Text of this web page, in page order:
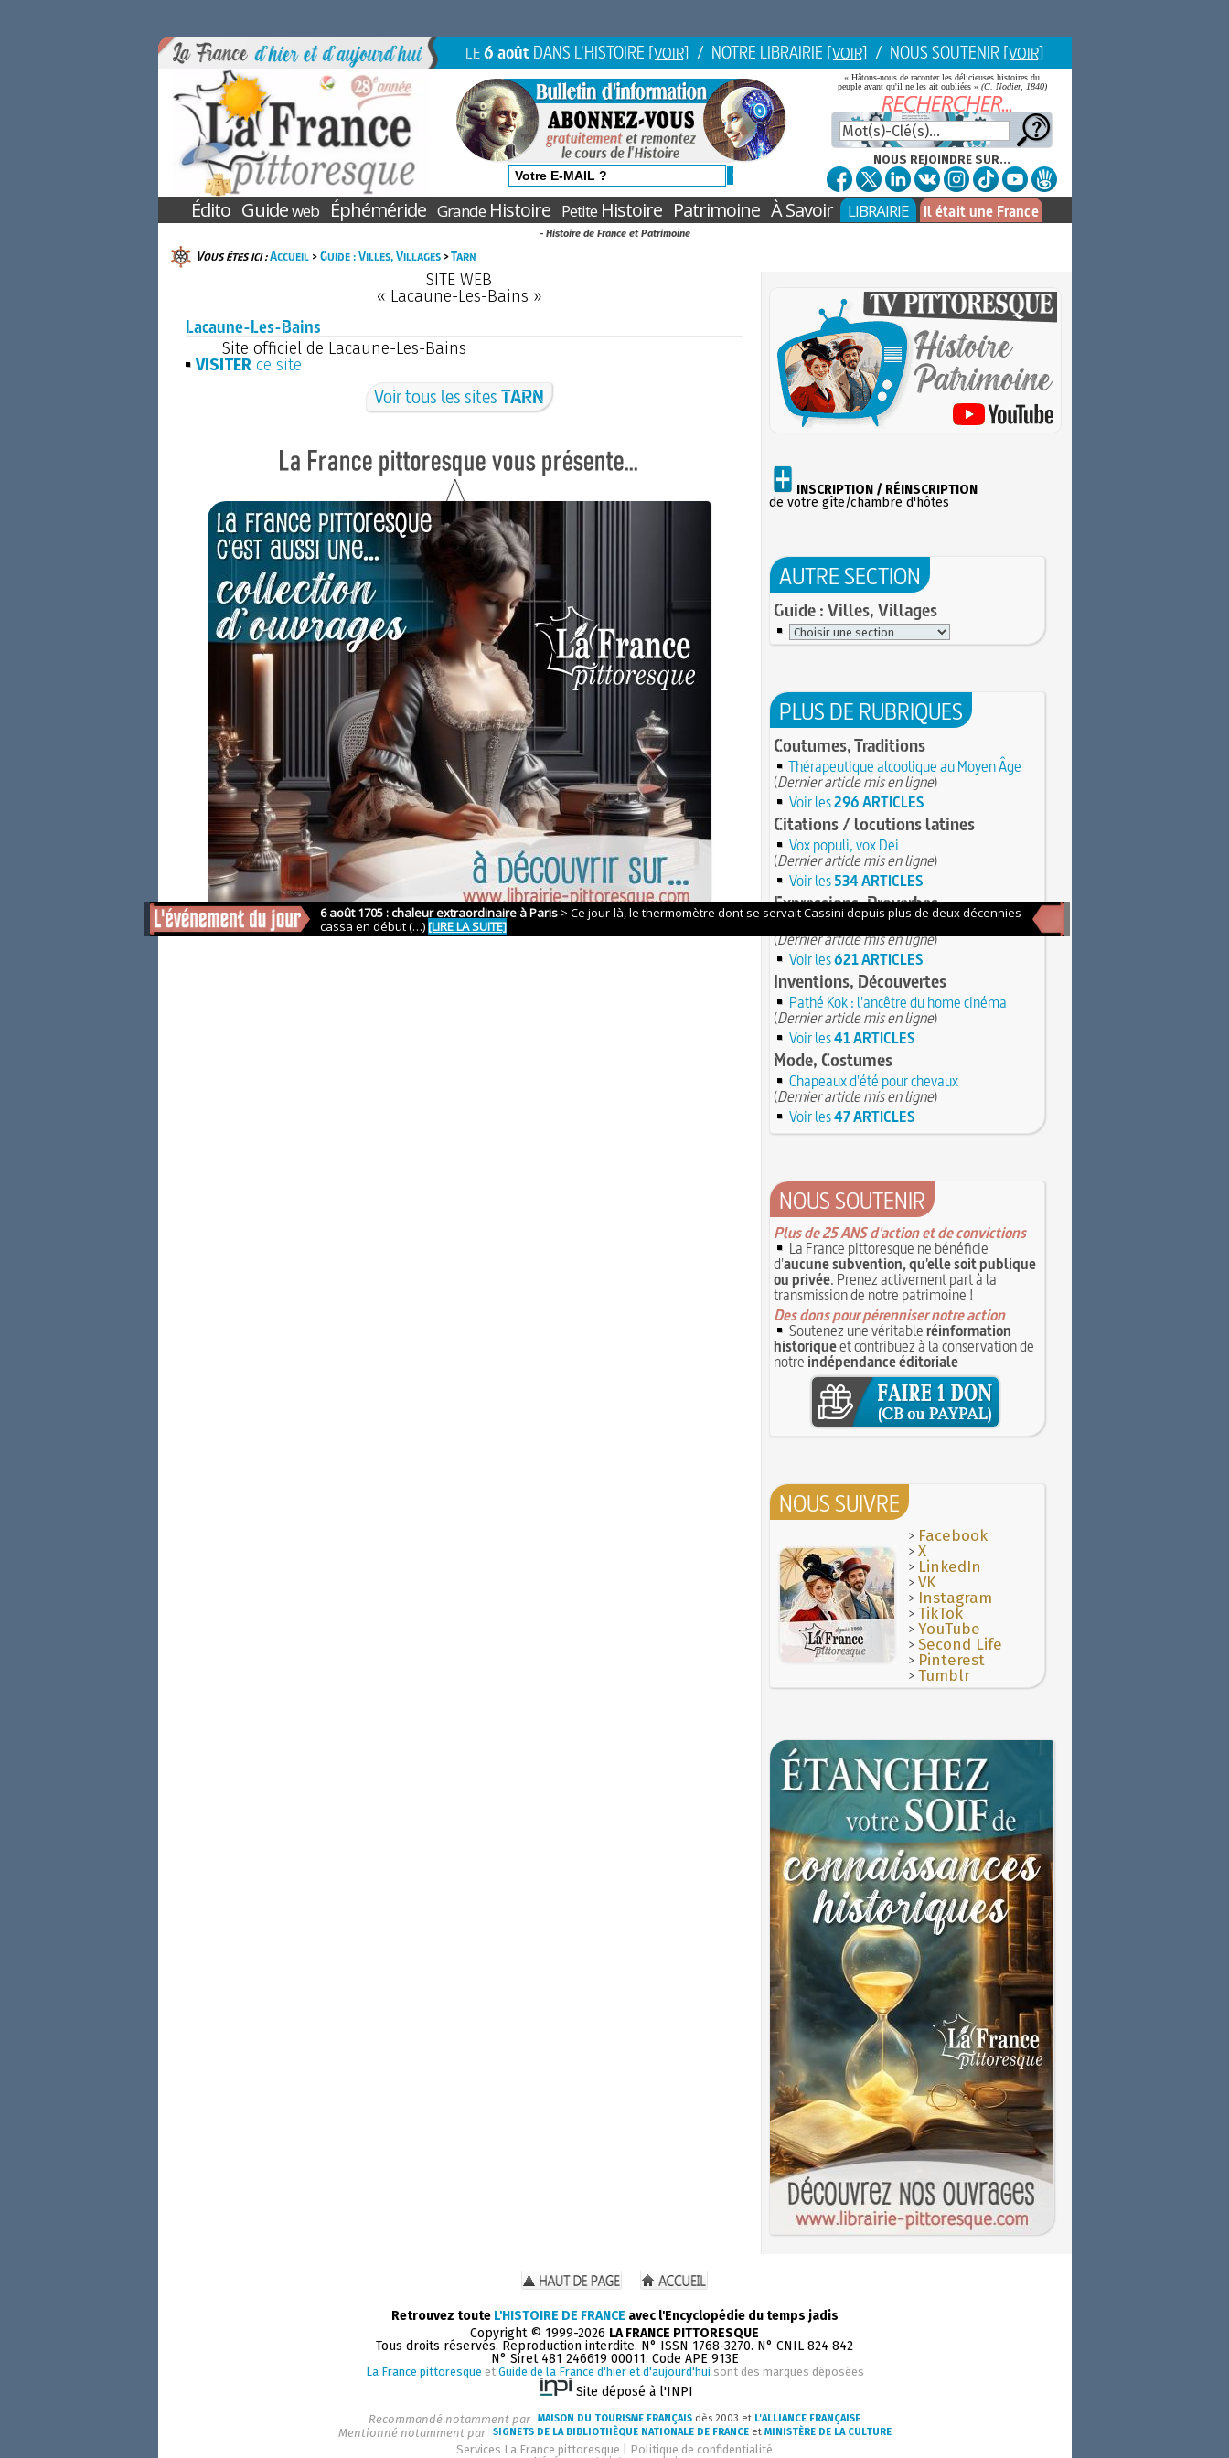
LE6 août DANS L'HISTOIRE [VOIR] / NOTRE LIBRAIRIE [VOIR] / NOUS SOUTENIR [VOIR]
« Hâtons-nous de raconter les délicieuses histoires du
peuple avant qu'il ne les ait oubliées » (C. Nodier, 1840)
NOUS REJOINDRE SUR...
Édito Guideweb Éphéméride GrandeHistoire PetiteHistoire Patrimoine À Savoir LIBRAIRIE Il était une France
- Histoire de France et Patrimoine
Vous êtes ici :Accueil>Guide : Villes, Villages>Tarn
SITE WEB
« Lacaune-Les-Bains »
Lacaune-Les-Bains
Site officiel de Lacaune-Les-Bains
VISITERce site
Voir tous les sitesTARN
INSCRIPTION / RÉINSCRIPTION
de votre gîte/chambre d'hôtes
AUTRE SECTION
Guide : Villes, Villages
PLUS DE RUBRIQUES
Coutumes, Traditions
Thérapeutique alcoolique au Moyen Âge
(Dernier article mis en ligne)
Voir les296 ARTICLES
Citations / locutions latines
Vox populi, vox Dei
(Dernier article mis en ligne)
Voir les534 ARTICLES
Expressions, Proverbes
Voir la lune à gauche
(Dernier article mis en ligne)
Voir les621 ARTICLES
Inventions, Découvertes
Pathé Kok : l'ancêtre du home cinéma
(Dernier article mis en ligne)
Voir les41 ARTICLES
Mode, Costumes
Chapeaux d'été pour chevaux
(Dernier article mis en ligne)
Voir les47 ARTICLES
NOUS SOUTENIR
Plus de 25 ANS d'action et de convictions
La France pittoresque ne bénéficie
d'aucune subvention, qu'elle soit publique
ou privée. Prenez activement part à la
transmission de notre patrimoine !
Des dons pour pérenniser notre action
Soutenez une véritableréinformation
historiqueet contribuez à la conservation de
notre indépendance éditoriale
NOUS SUIVRE
> Facebook
>X
> LinkedIn
>VK
> Instagram
>TikTok
>YouTube
>Second Life
> Pinterest
>Tumblr
Retrouvez toute L'HISTOIRE DE FRANCE avec l'Encyclopédie du temps jadis
Copyright © 1999-2026 LA FRANCE PITTORESQUE
Tous droits réservés. Reproduction interdite. N° ISSN 1768-3270. N° CNIL 824 842
N° Siret 481 246619 00011. Code APE 913E
La France pittoresque et Guide de la France d'hier et d'aujourd'hui sont des marques déposées
Site déposé à l'INPI
Recommandé notamment par MAISON DU TOURISME FRANÇAIS dès 2003 et L'ALLIANCE FRANÇAISE
Mentionné notamment par SIGNETS DE LA BIBLIOTHÈQUE NATIONALE DE FRANCEet MINISTÈRE DE LA CULTURE
Services La France pittoresque
Politique de confidentialité